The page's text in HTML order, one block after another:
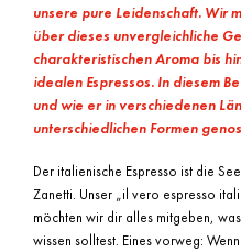
unsere pure Leidenschaft. Wir
über dieses unvergleichliche
charakteristischen Aroma bis
idealen Espressos. In diesem
und wie er in verschiedenen
unterschiedlichen Formen
Der italienische Espresso ist die
Zanetti. Unser „il vero espresso
möchten wir dir alles mitgeben,
wissen solltest. Eines vorweg: